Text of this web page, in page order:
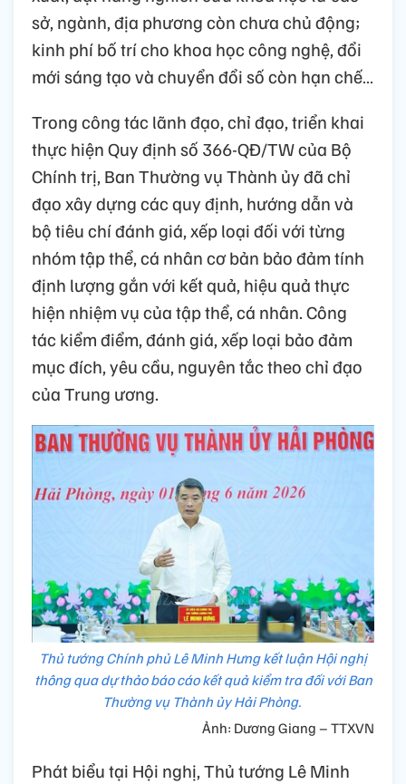
sở, ngành, địa phương còn chưa chủ động;
kinh phí bố trí cho khoa học công nghệ, đổi
mới sáng tạo và chuyển đổi số còn hạn chế…
Trong công tác lãnh đạo, chỉ đạo, triển khai
thực hiện Quy định số 366-QĐ/TW của Bộ
Chính trị, Ban Thường vụ Thành ủy đã chỉ
đạo xây dựng các quy định, hướng dẫn và
bộ tiêu chí đánh giá, xếp loại đối với từng
nhóm tập thể, cá nhân cơ bản bảo đảm tính
định lượng gắn với kết quả, hiệu quả thực
hiện nhiệm vụ của tập thể, cá nhân. Công
tác kiểm điểm, đánh giá, xếp loại bảo đảm
mục đích, yêu cầu, nguyên tắc theo chỉ đạo
của Trung ương.
Thủ tướng Chính phủ Lê Minh Hưng kết luận Hội nghị
thông qua dự thảo báo cáo kết quả kiểm tra đối với Ban
Thường vụ Thành ủy Hải Phòng.
Ảnh: Dương Giang – TTXVN
Phát biểu tại Hội nghị, Thủ tướng Lê Minh